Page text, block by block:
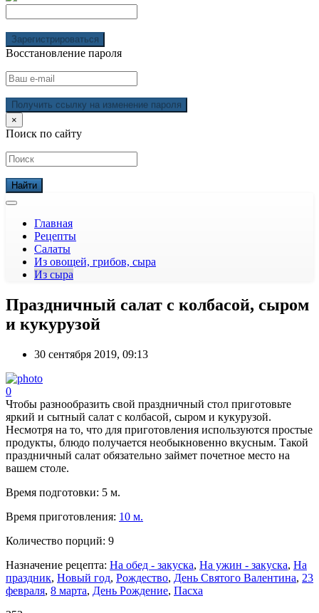
Зарегистрироваться
Восстановление пароля
Получить ссылку на изменение пароля
×
Поиск по сайту
Главная
Рецепты
Салаты
Из овощей, грибов, сыра
Из сыра
Праздничный салат с колбасой, сыром
и кукурузой
30 сентября 2019, 09:13
0
Чтобы разнообразить свой праздничный стол приготовьте
яркий и сытный салат с колбасой, сыром и кукурузой.
Несмотря на то, что для приготовления используются простые
продукты, блюдо получается необыкновенно вкусным. Такой
праздничный салат обязательно займет почетное место на
вашем столе.
Время подготовки: 5 м.
Время приготовления: 10 м.
Количество порций: 9
Назначение рецепта: На обед - закуска, На ужин - закуска, На
праздник, Новый год, Рождество, День Святого Валентина, 23
февраля, 8 марта, День Рождение, Пасха